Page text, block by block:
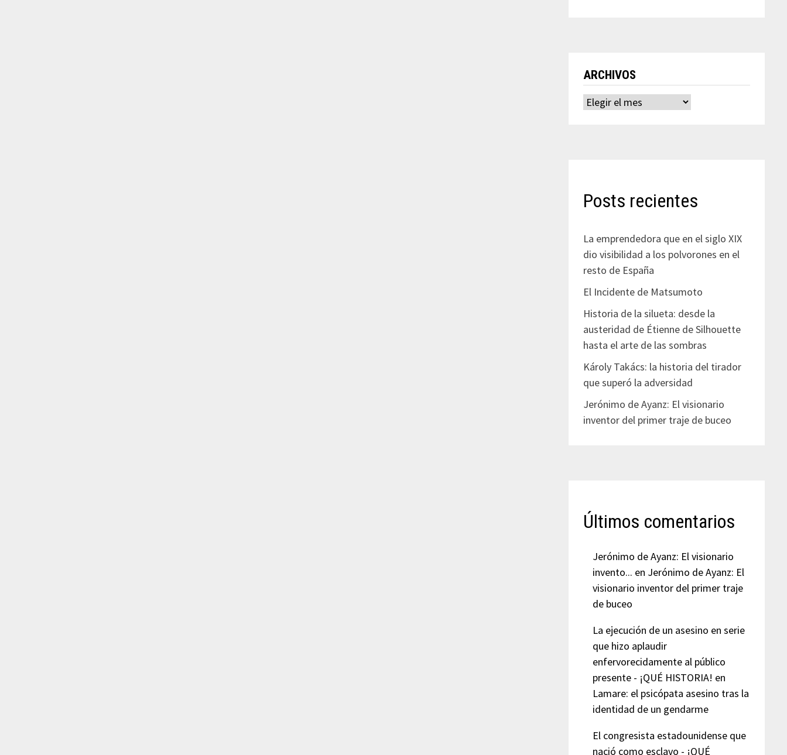
ARCHIVOS
Archivos
Posts recientes
La emprendedora que en el siglo XIX
dio visibilidad a los polvorones en el
resto de España
El Incidente de Matsumoto
Historia de la silueta: desde la
austeridad de Étienne de Silhouette
hasta el arte de las sombras
Károly Takács: la historia del tirador
que superó la adversidad
Jerónimo de Ayanz: El visionario
inventor del primer traje de buceo
Últimos comentarios
Jerónimo de Ayanz: El visionario
invento... en Jerónimo de Ayanz: El
visionario inventor del primer traje
de buceo
La ejecución de un asesino en serie
que hizo aplaudir
enfervorecidamente al público
presente - ¡QUÉ HISTORIA! en
Lamare: el psicópata asesino tras la
identidad de un gendarme
El congresista estadounidense que
nació como esclavo - ¡QUÉ